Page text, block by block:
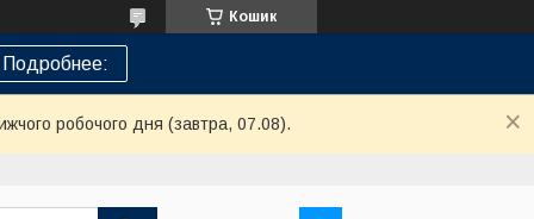
Кошик
Подробнее:
робочого дня (завтра, 07.08).